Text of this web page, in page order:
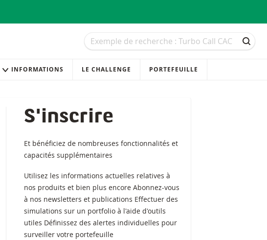
Recherche
Recherche
INFORMATIONS LE CHALLENGE PORTEFEUILLE
S'inscrire
Et bénéficiez de nombreuses fonctionnalités et
capacités supplémentaires
Utilisez les informations actuelles relatives à
nos produits et bien plus encore Abonnez-vous
à nos newsletters et publications Effectuer des
simulations sur un portfolio à l'aide d'outils
utiles Définissez des alertes individuelles pour
surveiller votre portefeuille